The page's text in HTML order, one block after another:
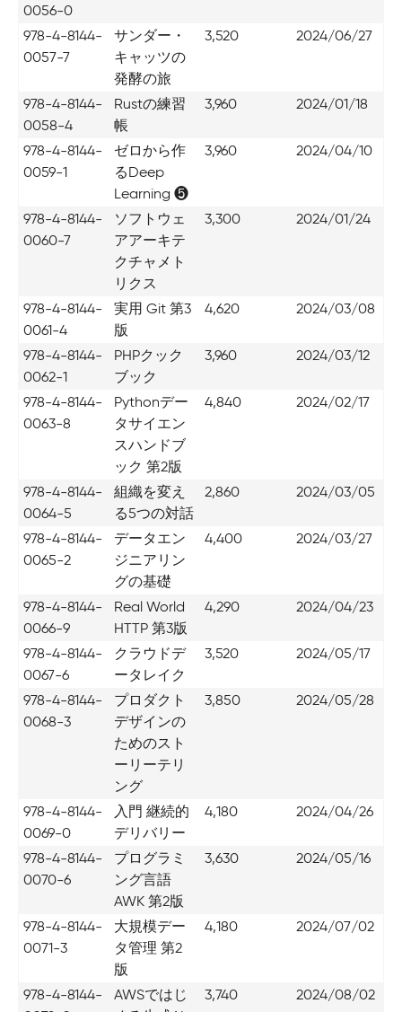
0056-0
978-4-8144-
0057-7
サンダー・
キャッツの
発酵の旅
3,520 2024/06/27
978-4-8144-
0058-4
Rustの練習
帳
3,960 2024/01/18
978-4-8144-
0059-1
ゼロから作
るDeep
Learning ❺
3,960 2024/04/10
978-4-8144-
0060-7
ソフトウェ
アアーキテ
クチャメト
リクス
3,300 2024/01/24
978-4-8144-
0061-4
実用 Git 第3
版
4,620 2024/03/08
978-4-8144-
0062-1
PHPクック
ブック
3,960 2024/03/12
978-4-8144-
0063-8
Pythonデー
タサイエン
スハンドブ
ック 第2版
4,840 2024/02/17
978-4-8144-
0064-5
組織を変え
る5つの対話
2,860 2024/03/05
978-4-8144-
0065-2
データエン
ジニアリン
グの基礎
4,400 2024/03/27
978-4-8144-
0066-9
Real World
HTTP 第3版
4,290 2024/04/23
978-4-8144-
0067-6
クラウドデ
ータレイク
3,520 2024/05/17
978-4-8144-
0068-3
プロダクト
デザインの
ためのスト
ーリーテリ
ング
3,850 2024/05/28
978-4-8144-
0069-0
入門 継続的
デリバリー
4,180 2024/04/26
978-4-8144-
0070-6
プログラミ
ング言語
AWK 第2版
3,630 2024/05/16
978-4-8144-
0071-3
大規模デー
タ管理 第2
版
4,180 2024/07/02
978-4-8144-
AWSではじ
3,740 2024/08/02